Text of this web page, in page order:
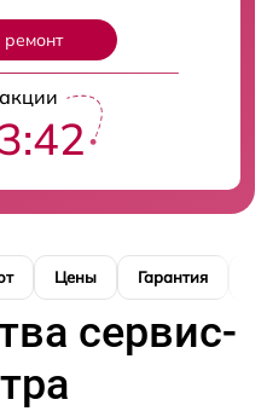
Цены Гарантия
сервис-